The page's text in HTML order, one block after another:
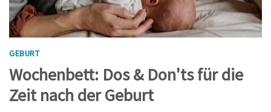
GEBURT
Wochenbett: Dos & Don'ts für die
Zeit nach der Geburt